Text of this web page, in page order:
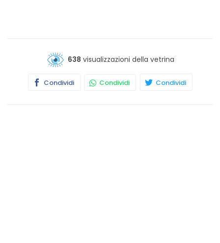
638 visualizzazioni della vetrina
Condividi Condividi Condividi